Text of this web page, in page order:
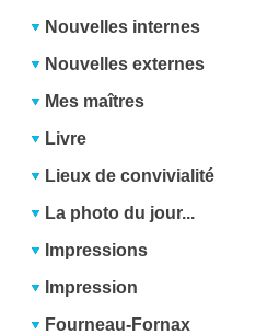
Nouvelles internes
Nouvelles externes
Mes maîtres
Livre
Lieux de convivialité
La photo du jour...
Impressions
Impression
Fourneau-Fornax